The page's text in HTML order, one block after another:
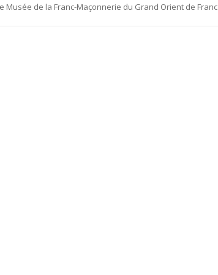
Musée de la Franc-Maçonnerie du Grand Orient de